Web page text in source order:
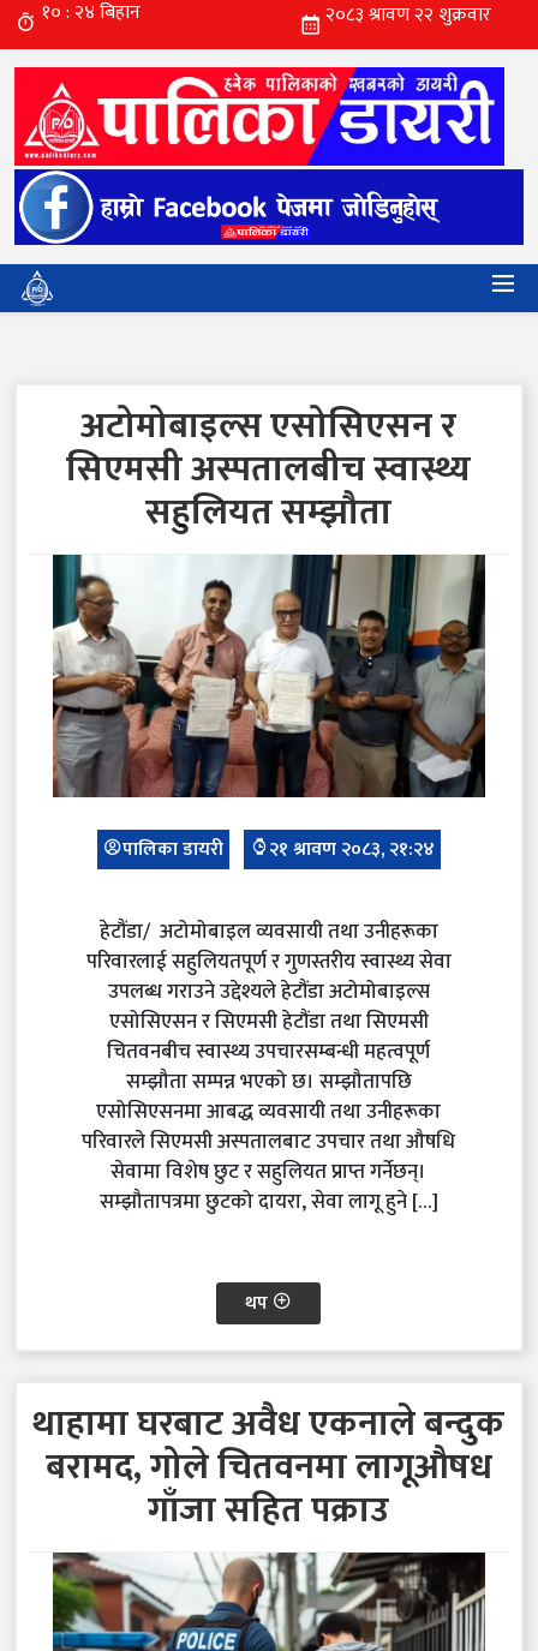
अटोमोबाइल्स एसोसिएसन र
सिएमसी अस्पतालबीच स्वास्थ्य
सहुलियत सम्झौता
पालिका डायरी २१ श्रावण २०८३, २१:२४
हेटौंडा/ अटोमोबाइल व्यवसायी तथा उनीहरूका
परिवारलाई सहुलियतपूर्ण र गुणस्तरीय स्वास्थ्य सेवा
उपलब्ध गराउने उद्देश्यले हेटौंडा अटोमोबाइल्स
एसोसिएसन र सिएमसी हेटौंडा तथा सिएमसी
चितवनबीच स्वास्थ्य उपचारसम्बन्धी महत्वपूर्ण
सम्झौता सम्पन्न भएको छ। सम्झौतापछि
एसोसिएसनमा आबद्ध व्यवसायी तथा उनीहरूका
परिवारले सिएमसी अस्पतालबाट उपचार तथा औषधि
सेवामा विशेष छुट र सहुलियत प्राप्त गर्नेछन्।
सम्झौतापत्रमा छुटको दायरा, सेवा लागू हुने […]
थप
थाहामा घरबाट अवैध एकनाले बन्दुक
बरामद, गोले चितवनमा लागूऔषध
गाँजा सहित पक्राउ